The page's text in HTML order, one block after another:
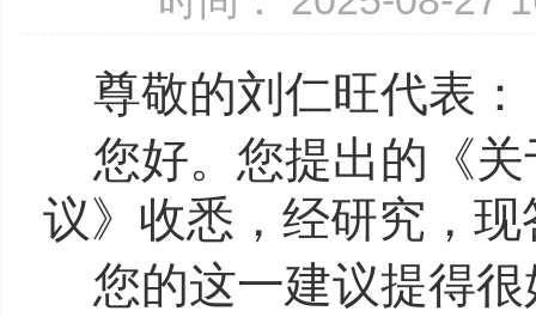
尊敬的刘仁旺代表：
您好。您提出的《
议》收悉，经研究，
您的这一建议提得